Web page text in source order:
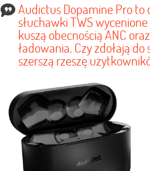
Audictus Dopamine Pro to
słuchawki TWS
kuszą obecnością ANC
ładowania. Czy zdołają
szerszą rzeszę